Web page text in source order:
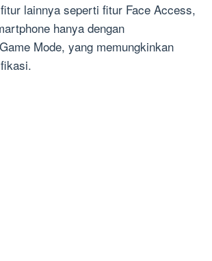
lainnya seperti fitur Face Access,
hanya dengan
Mode, yang memungkinkan